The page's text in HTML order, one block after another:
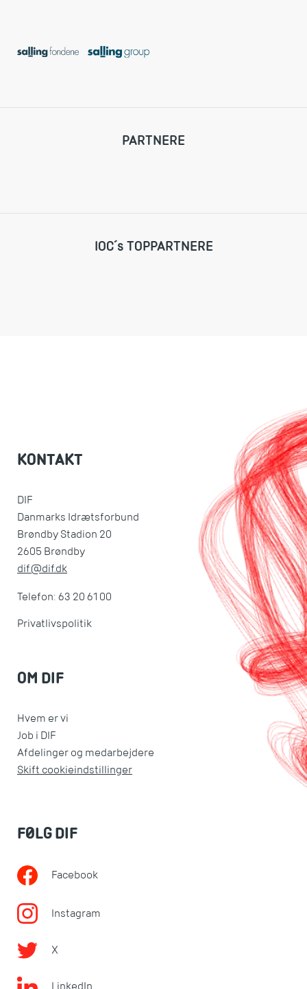
PARTNERE
IOC´s TOPPARTNERE
KONTAKT
DIF
Danmarks Idrætsforbund
Brøndby Stadion 20
2605 Brøndby
dif@dif.dk
Telefon: 63 20 61 00
Privatlivspolitik
OM DIF
Hvem er vi
Job i DIF
Afdelinger og medarbejdere
Skift cookieindstillinger
FØLG DIF
Facebook
Instagram
X